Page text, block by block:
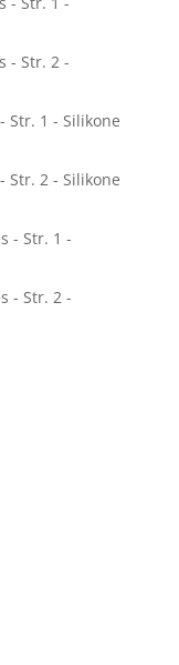
- Str. 2 -
Str. 1 - Silikone
Str. 2 - Silikone
- Str. 1 -
- Str. 2 -